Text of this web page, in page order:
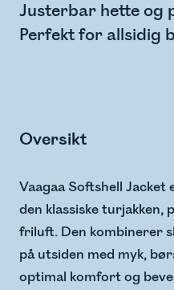
Justerbar hette og
Perfekt for allsidig
Oversikt
Vaagaa Softshell Jacket
den klassiske turjakken,
friluft. Den kombinerer
på utsiden med myk,
optimal komfort og